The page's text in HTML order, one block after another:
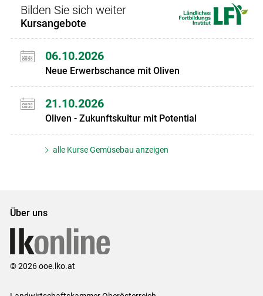
Bilden Sie sich weiter
Kursangebote
06.10.2026
Neue Erwerbschance mit Oliven
21.10.2026
Oliven - Zukunftskultur mit Potential
alle Kurse Gemüsebau anzeigen
Über uns
© 2026 ooe.lko.at